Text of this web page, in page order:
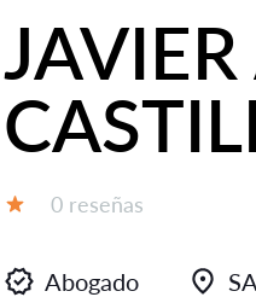
Número de reseñas:
0 reseñas
Abogado